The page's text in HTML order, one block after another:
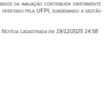
da avaliação contribuem diretamente
ofertado pela UFPI, subsidiando a gestão
Notícia cadastrada em 19/12/2025 14:58